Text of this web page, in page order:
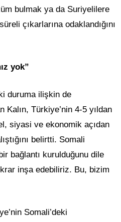
bulmak ya da Suriyelilere
çıkarlarına odaklandığını
yok”
duruma ilişkin de
Kalın, Türkiye’nin 4-5 yıldan
siyasi ve ekonomik açıdan
belirtti. Somali
bağlantı kurulduğunu dile
inşa edebiliriz. Bu, bizim
Somali’deki